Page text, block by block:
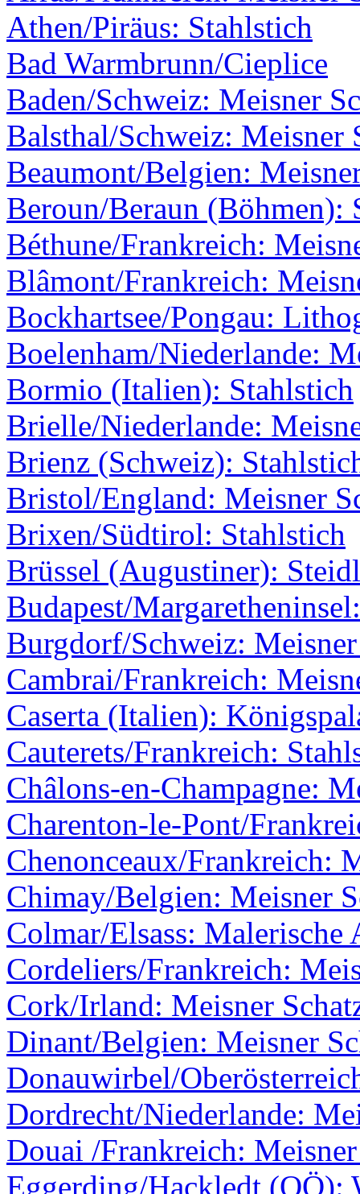
Athen/Piräus: Stahlstich
Bad Warmbrunn/Cieplice
Baden/Schweiz: Meisner
Balsthal/Schweiz: Meisner
Beaumont/Belgien:
Beroun/Beraun (Böhmen):
Béthune/Frankreich:
Blâmont/Frankreich:
Bockhartsee/Pongau:
Boelenham/Niederlande:
Bormio (Italien): Stahlstich
Brielle/Niederlande:
Brienz (Schweiz):
Bristol/England: Meisner
Brixen/Südtirol: Stahlstich
Brüssel (Augustiner):
Budapest/
Burgdorf/Schweiz:
Cambrai/Frankreich:
Caserta (Italien):
Cauterets/Frankreich:
Châlons-en-Champagne:
Charenton-le-Pont/
Chenonceaux/Frankreich:
Chimay/Belgien: Meisner
Colmar/Elsass: Malerische
Cordeliers/Frankreich:
Cork/Irland: Meisner
Dinant/Belgien: Meisner
Donauwirbel/
Dordrecht/Niederlande:
Douai /Frankreich:
Eggerding/Hackledt (OÖ):